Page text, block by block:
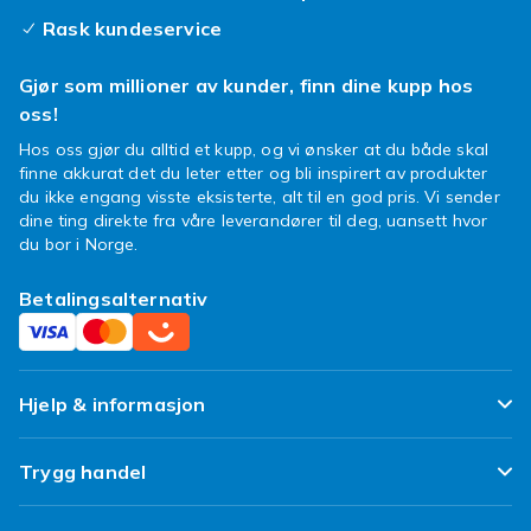
design som vil fange din oppmerksomhet.
kanskje hvem du ønsker å være for en dag.
iPhone deksel med motivav mennesker er
den perfekte måten å uttrykke deg uten å si et
ord.
Så hvorfor vente? Ta en titt på våre unike
dag. Finn ditt nye favorittilbehør som
garantert vekker smil og nysgjerrighet. Din
Rask kundeservice
Gjør som millioner av kunder, finn dine kupp hos
oss!
Hos oss gjør du alltid et kupp, og vi ønsker at du både skal
finne akkurat det du leter etter og bli inspirert av produkter
du ikke engang visste eksisterte, alt til en god pris. Vi sender
dine ting direkte fra våre leverandører til deg, uansett hvor
du bor i Norge.
Betalingsalternativ
Hjelp & informasjon
Ofte stilte spørsmål
Spor pakken min
Trygg handel